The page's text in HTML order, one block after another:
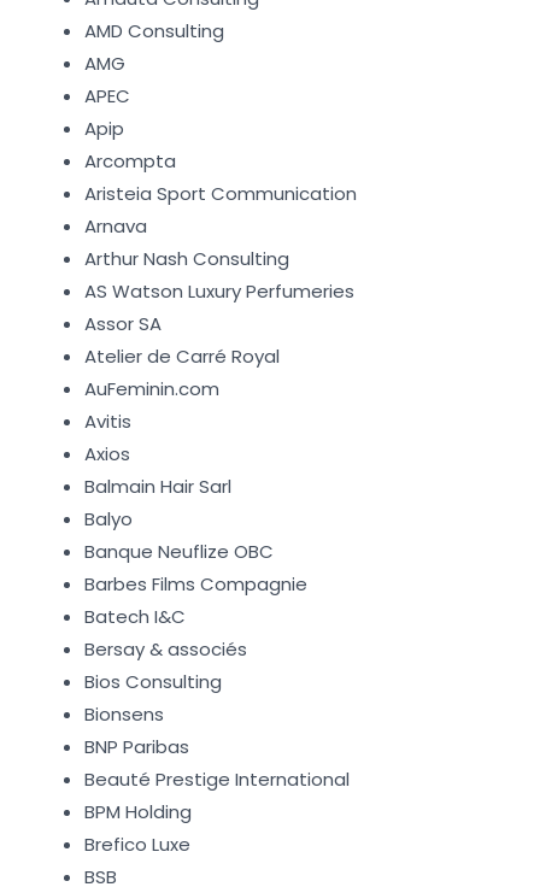
AMD Consulting
AMG
APEC
Apip
Arcompta
Aristeia Sport Communication
Arnava
Arthur Nash Consulting
AS Watson Luxury Perfumeries
Assor SA
Atelier de Carré Royal
AuFeminin.com
Avitis
Axios
Balmain Hair Sarl
Balyo
Banque Neuflize OBC
Barbes Films Compagnie
Batech I&C
Bersay & associés
Bios Consulting
Bionsens
BNP Paribas
Beauté Prestige International
BPM Holding
Brefico Luxe
BSB